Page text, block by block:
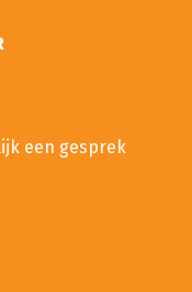
een gesprek